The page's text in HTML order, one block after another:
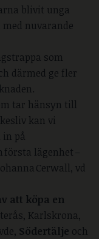
blivit unga
nuvarande
som
därmed ge fler
tar hänsyn till
kan vi
på
första lägenhet –
Cerwall, vd
att köpa en
Karlskrona,
Södertälje och